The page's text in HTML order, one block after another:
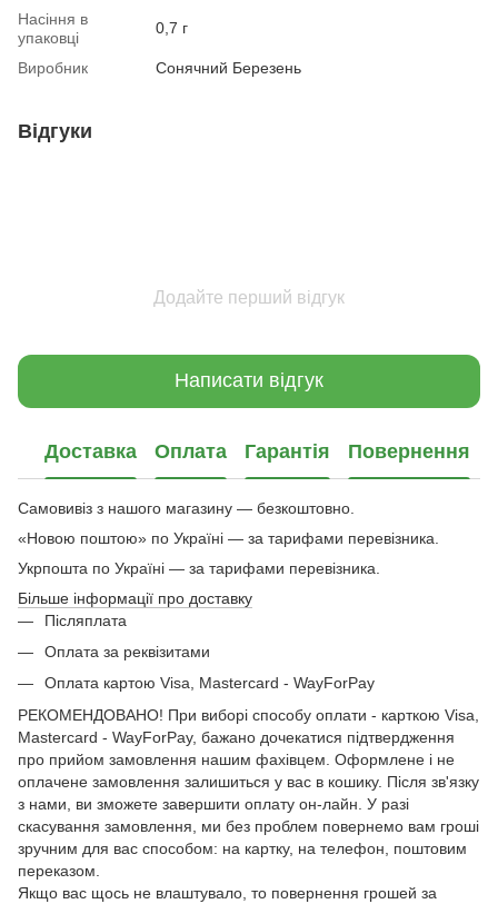
Насіння в
упаковці
0,7 г
Виробник Сонячний Березень
Відгуки
Додайте перший відгук
Написати відгук
Доставка Оплата Гарантія Повернення
Самовивіз з нашого магазину — безкоштовно.
«Новою поштою» по Україні — за тарифами перевізника.
Укрпошта по Україні — за тарифами перевізника.
Більше інформації про доставку
Післяплата
Оплата за реквізитами
Оплата картою Visa, Mastercard - WayForPay
РЕКОМЕНДОВАНО! При виборі способу оплати - карткою Visa,
Mastercard - WayForPay, бажано дочекатися підтвердження
про прийом замовлення нашим фахівцем. Оформлене і не
оплачене замовлення залишиться у вас в кошику. Після зв'язку
з нами, ви зможете завершити оплату он-лайн. У разі
скасування замовлення, ми без проблем повернемо вам гроші
зручним для вас способом: на картку, на телефон, поштовим
переказом.
Якщо вас щось не влаштувало, то повернення грошей за